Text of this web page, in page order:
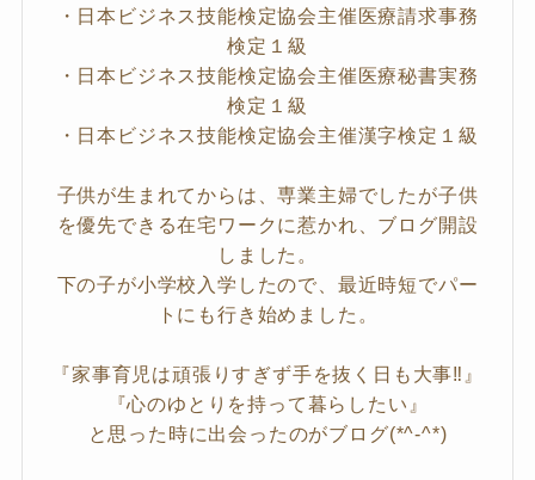
・日本ビジネス技能検定協会主催医療請求事務
検定１級
・日本ビジネス技能検定協会主催医療秘書実務
検定１級
・日本ビジネス技能検定協会主催漢字検定１級
子供が生まれてからは、専業主婦でしたが子供
を優先できる在宅ワークに惹かれ、ブログ開設
しました。
下の子が小学校入学したので、最近時短でパー
トにも行き始めました。
『家事育児は頑張りすぎず手を抜く日も大事‼』
『心のゆとりを持って暮らしたい』
と思った時に出会ったのがブログ(*^-^*)